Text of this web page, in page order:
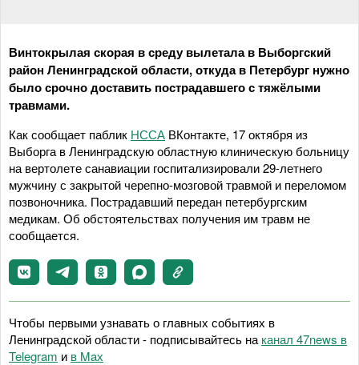
Винтокрылая скорая в среду вылетала в Выборгский
район Ленинградской области, откуда в Петербург нужно
было срочно доставить пострадавшего с тяжёлыми
травмами.
Как сообщает паблик НССА ВКонтакте, 17 октября из
Выборга в Ленинградскую областную клиническую больницу
на вертолете санавиации госпитализировали 29-летнего
мужчину с закрытой черепно-мозговой травмой и переломом
позвоночника. Пострадавший передан петербургским
медикам. Об обстоятельствах получения им травм не
сообщается.
Чтобы первыми узнавать о главных событиях в
Ленинградской области - подписывайтесь на канал 47news в
Telegram и в Maх